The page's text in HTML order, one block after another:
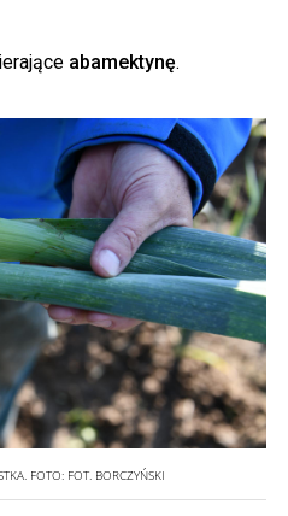
abamektynę.
FOTO: FOT. BORCZYŃSKI